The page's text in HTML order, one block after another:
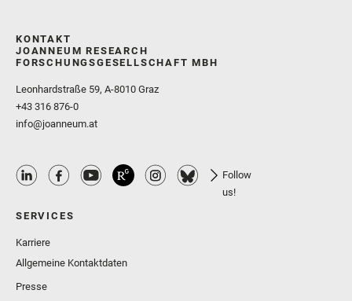
KONTAKT
JOANNEUM RESEARCH
FORSCHUNGSGESELLSCHAFT MBH
Leonhardstraße 59, A-8010 Graz
+43 316 876-0
info@joanneum.at
Follow
us!
SERVICES
Karriere
Allgemeine Kontaktdaten
Presse